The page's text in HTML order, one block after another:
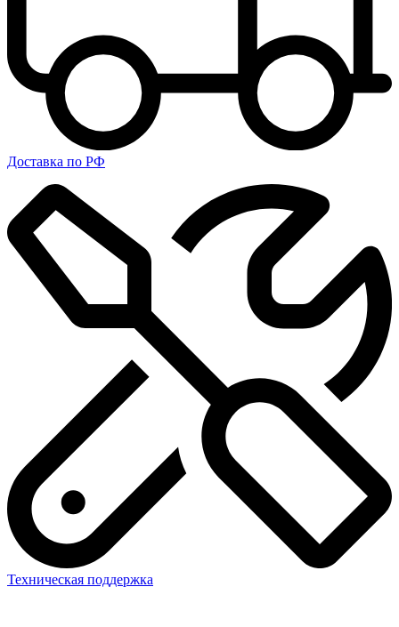
Доставка по РФ
Техническая поддержка